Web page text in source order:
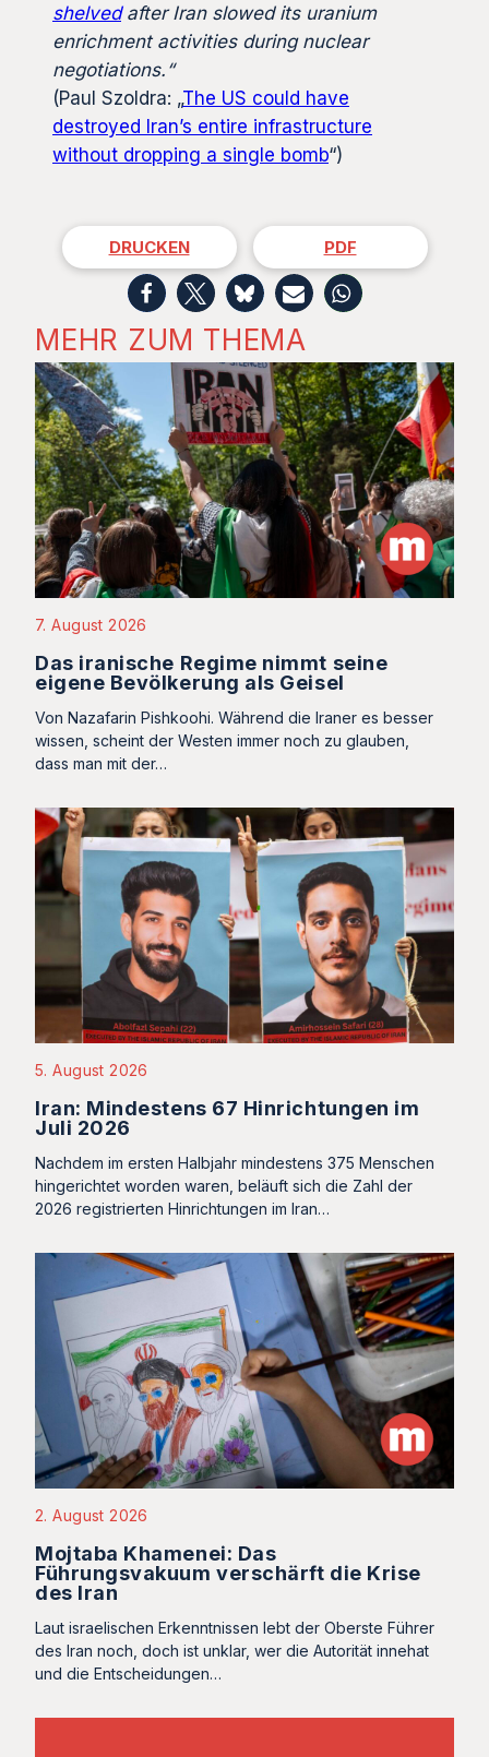
shelvedafter Iran slowed its uranium
enrichment activities during nuclear
negotiations.“
(Paul Szoldra: „The US could have
destroyed Iran’s entire infrastructure
without dropping a single bomb“)
DRUCKEN PDF
MEHR ZUM THEMA
7. August 2026
Das iranische Regime nimmt seine
eigene Bevölkerung als Geisel
Von Nazafarin Pishkoohi. Während die Iraner es besser
wissen, scheint der Westen immer noch zu glauben,
dass man mit der…
5. August 2026
Iran: Mindestens 67 Hinrichtungen im
Juli 2026
Nachdem im ersten Halbjahr mindestens 375 Menschen
hingerichtet worden waren, beläuft sich die Zahl der
2026 registrierten Hinrichtungen im Iran…
2. August 2026
Mojtaba Khamenei: Das
Führungsvakuum verschärft die Krise
des Iran
Laut israelischen Erkenntnissen lebt der Oberste Führer
des Iran noch, doch ist unklar, wer die Autorität innehat
und die Entscheidungen…